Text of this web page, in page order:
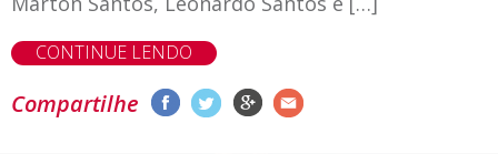
CONTINUE LENDO
Compartilhe